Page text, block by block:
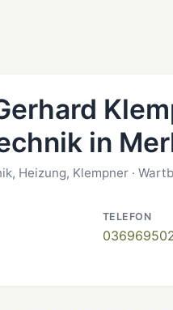
in
Heizung, Klempner ·
TELEFON